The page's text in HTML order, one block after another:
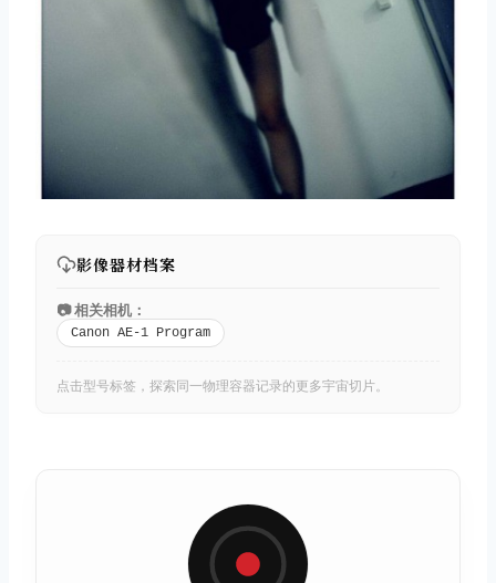
影像器材档案
📷 相关相机：
Canon AE-1 Program
点击型号标签，探索同一物理容器记录的更多宇宙切片。